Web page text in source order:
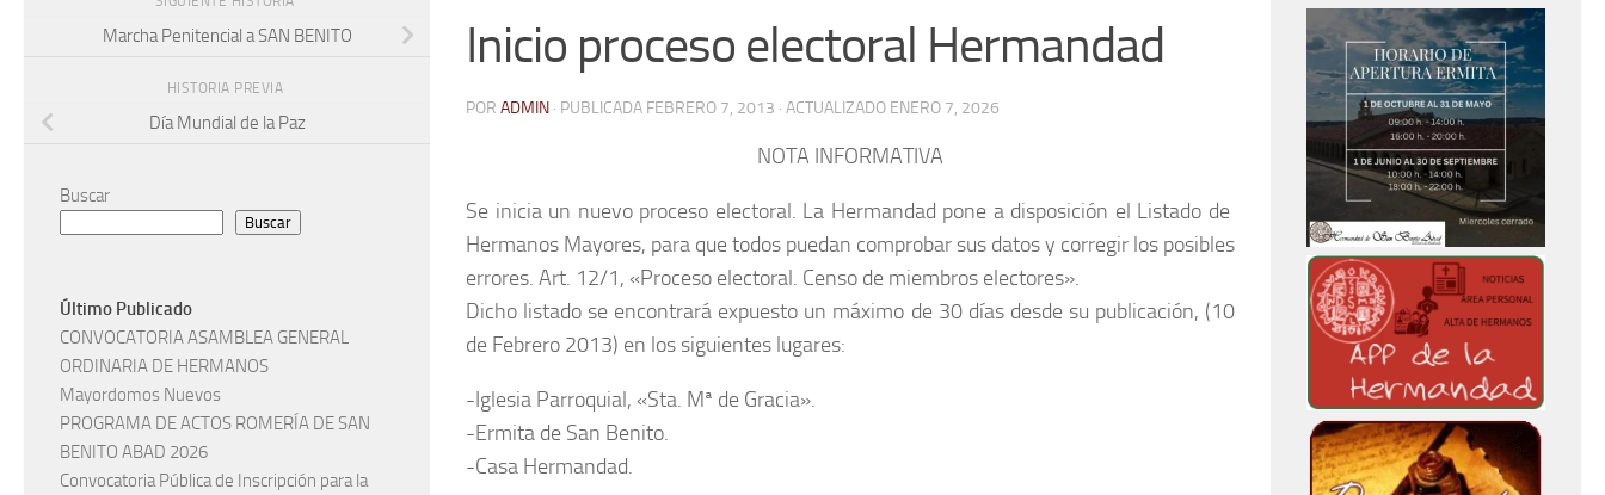
Inicio proceso electoral Hermandad
POR ADMIN · PUBLICADA FEBRERO 7, 2013 · ACTUALIZADO ENERO 7, 2026
NOTA INFORMATIVA
Se inicia un nuevo proceso electoral. La Hermandad pone a disposición el Listado de
Hermanos Mayores, para que todos puedan comprobar sus datos y corregir los posibles
errores. Art. 12/1, «Proceso electoral. Censo de miembros electores».
Dicho listado se encontrará expuesto un máximo de 30 días desde su publicación, (10
de Febrero 2013) en los siguientes lugares:
-Iglesia Parroquial, «Sta. Mª de Gracia».
-Ermita de San Benito.
-Casa Hermandad.
Marcha Penitencial a SAN BENITO
HISTORIA PREVIA
Día Mundial de la Paz
Buscar
Buscar
Último Publicado
CONVOCATORIA ASAMBLEA GENERAL
ORDINARIA DE HERMANOS
Mayordomos Nuevos
PROGRAMA DE ACTOS ROMERÍA DE SAN
BENITO ABAD 2026
Convocatoria Pública de Inscripción para la